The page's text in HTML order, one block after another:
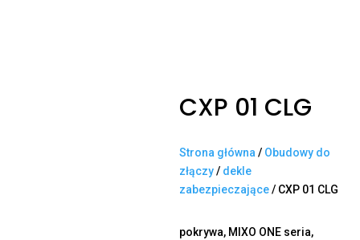
CXP 01 CLG
Strona główna / Obudowy do
złączy/ dekle
zabezpieczające/ CXP 01 CLG
pokrywa, MIXO ONE seria,